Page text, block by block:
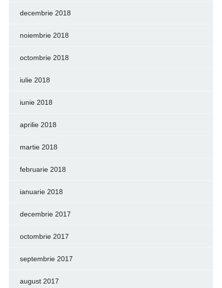
decembrie 2018
noiembrie 2018
octombrie 2018
iulie 2018
iunie 2018
aprilie 2018
martie 2018
februarie 2018
ianuarie 2018
decembrie 2017
octombrie 2017
septembrie 2017
august 2017